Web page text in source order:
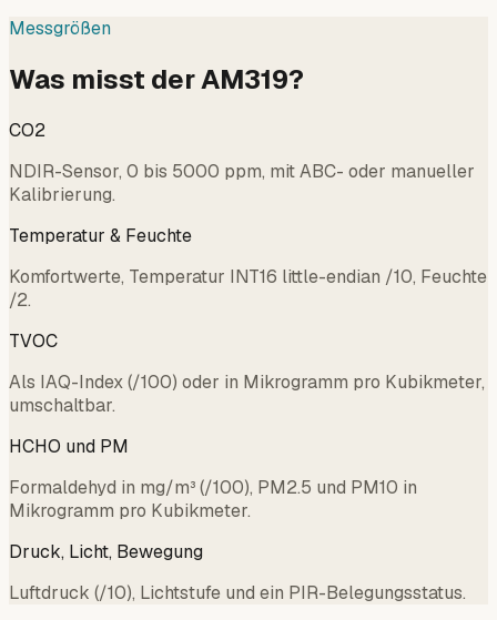
Messgrößen
Was misst der AM319?
CO2
NDIR-Sensor, 0 bis 5000 ppm, mit ABC- oder manueller
Kalibrierung.
Temperatur & Feuchte
Komfortwerte, Temperatur INT16 little-endian /10, Feuchte
/2.
TVOC
Als IAQ-Index (/100) oder in Mikrogramm pro Kubikmeter,
umschaltbar.
HCHO und PM
Formaldehyd in mg/m³ (/100), PM2.5 und PM10 in
Mikrogramm pro Kubikmeter.
Druck, Licht, Bewegung
Luftdruck (/10), Lichtstufe und ein PIR-Belegungsstatus.